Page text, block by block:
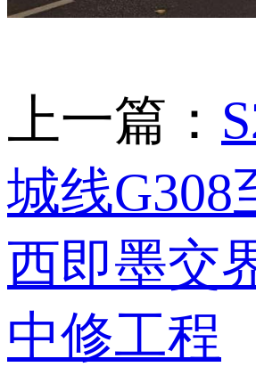
上一篇：
城线G308
西即墨交
中修工程